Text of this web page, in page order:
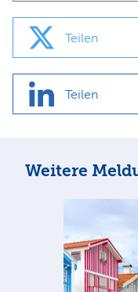
Teilen
Teilen
Weitere